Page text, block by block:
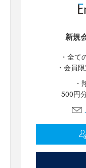
新規
・全て
・会員
・
500円